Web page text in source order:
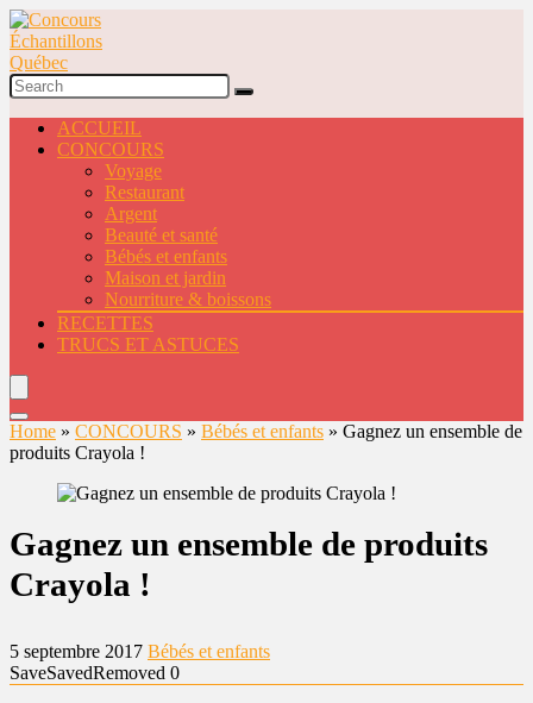
ACCUEIL
CONCOURS
Voyage
Restaurant
Argent
Beauté et santé
Bébés et enfants
Maison et jardin
Nourriture & boissons
RECETTES
TRUCS ET ASTUCES
Home » CONCOURS » Bébés et enfants » Gagnez un ensemble de
produits Crayola !
Gagnez un ensemble de produits
Crayola !
5 septembre 2017 Bébés et enfants
SaveSavedRemoved 0